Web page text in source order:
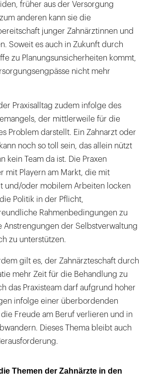
früher aus der Versorgung
anderen kann sie die
junger Zahnärztinnen und
Soweit es auch in Zukunft durch
zu Planungsunsicherheiten kommt,
nicht mehr
Praxisalltag zudem infolge des
der mittlerweile für die
Problem darstellt. Ein Zahnarzt oder
noch so toll sein, das allein nützt
kein Team da ist. Die Praxen
mit Playern am Markt, die mit
und/oder mobilem Arbeiten locken
Politik in der Pflicht,
Rahmenbedingungen zu
Anstrengungen der Selbstverwaltung
zu unterstützen.
gilt es, der Zahnärzteschaft durch
mehr Zeit für die Behandlung zu
das Praxisteam darf aufgrund hoher
infolge einer überbordenden
Freude am Beruf verlieren und in
Dieses Thema bleibt auch
Themen der Zahnärzte in den